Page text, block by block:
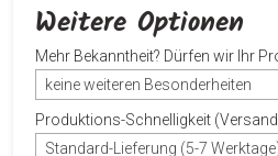
Weitere Optionen
Mehr Bekanntheit? Dürfen wir Ihr
keine weiteren Besonderheiten
Produktions-Schnelligkeit
Standard-Lieferung (5-7